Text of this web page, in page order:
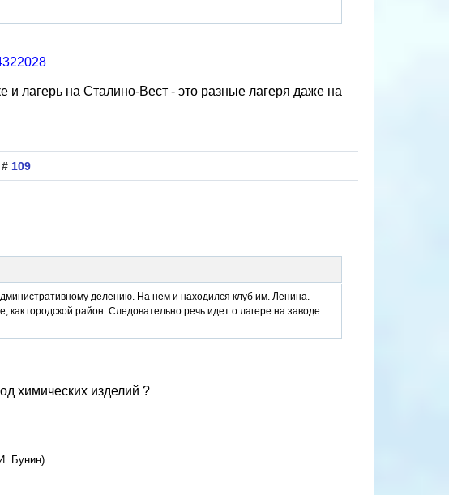
и лагерь на Сталино-Вест - это разные лагеря даже на
109
делению. На нем и находился клуб им. Ленина.
городской район. Следовательно речь идет о лагере на заводе
химических изделий ?
Бунин)